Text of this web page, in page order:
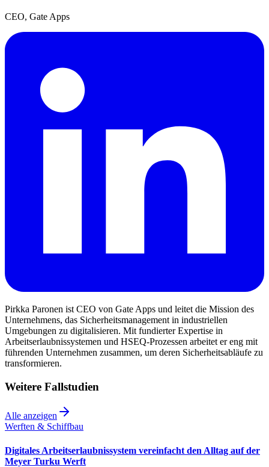
CEO, Gate Apps
Pirkka Paronen ist CEO von Gate Apps und leitet die Mission des
Unternehmens, das Sicherheitsmanagement in industriellen
Umgebungen zu digitalisieren. Mit fundierter Expertise in
Arbeitserlaubnissystemen und HSEQ-Prozessen arbeitet er eng mit
führenden Unternehmen zusammen, um deren Sicherheitsabläufe zu
transformieren.
Weitere Fallstudien
Alle anzeigen
Werften & Schiffbau
Digitales Arbeitserlaubnissystem vereinfacht den Alltag auf der
Meyer Turku Werft